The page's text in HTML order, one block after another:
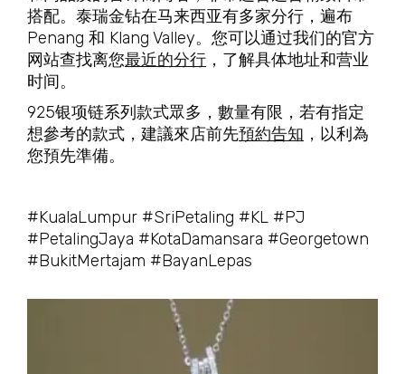
搭配。泰瑞金钻在马来西亚有多家分行，遍布
Penang 和 Klang Valley。您可以通过我们的官方
网站查找离您最近的分行 ，了解具体地址和营业
时间。
925银项链系列款式眾多，數量有限，若有指定
想參考的款式，建議來店前先預約告知 ，以利為
您預先準備。
#KualaLumpur #SriPetaling #KL #PJ
#PetalingJaya #KotaDamansara #Georgetown
#BukitMertajam #BayanLepas